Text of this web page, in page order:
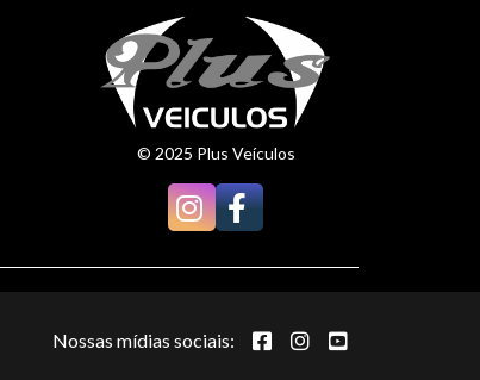
© 2025 Plus Veículos
Nossas mídias sociais: